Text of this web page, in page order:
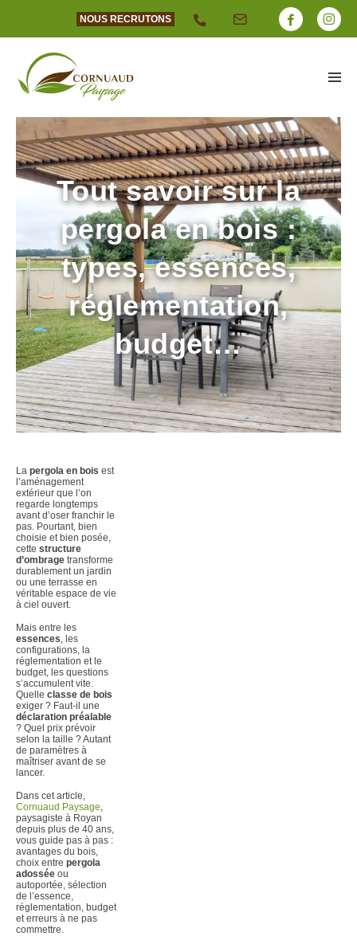
NOUS RECRUTONS
Tout savoir sur la
pergola en bois :
types, essences,
réglementation,
budget…
La pergola en bois est
l’aménagement
extérieur que l’on
regarde longtemps
avant d’oser franchir le
pas. Pourtant, bien
choisie et bien posée,
cette structure
d’ombrage transforme
durablement un jardin
ou une terrasse en
véritable espace de vie
à ciel ouvert.
Mais entre les
essences , les
configurations, la
réglementation et le
budget, les questions
s’accumulent vite.
Quelle classe de bois
exiger ? Faut-il une
déclaration préalable
? Quel prix prévoir
selon la taille ? Autant
de paramètres à
maîtriser avant de se
lancer.
Dans cet article,
Cornuaud Paysage
paysagiste à Royan
depuis plus de 40 ans,
vous guide pas à pas :
avantages du bois,
choix entre pergola
adossée ou
autoportée, sélection
de l’essence,
réglementation, budget
et erreurs à ne pas
commettre.